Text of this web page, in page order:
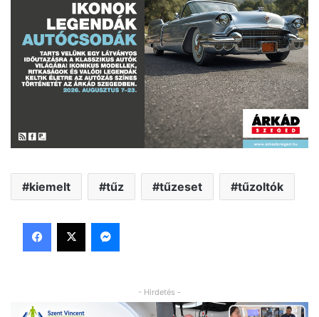
kiemelt tűz tűzeset tűzoltók
Facebook
X Messenger
- Hirdetés -